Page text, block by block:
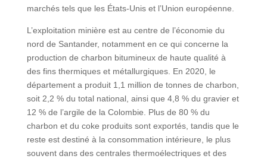
marchés tels que les États-Unis et l’Union européenne.
L’exploitation minière est au centre de l’économie du
nord de Santander, notamment en ce qui concerne la
production de charbon bitumineux de haute qualité à
des fins thermiques et métallurgiques. En 2020, le
département a produit 1,1 million de tonnes de charbon,
soit 2,2 % du total national, ainsi que 4,8 % du gravier et
12 % de l’argile de la Colombie. Plus de 80 % du
charbon et du coke produits sont exportés, tandis que le
reste est destiné à la consommation intérieure, le plus
souvent dans des centrales thermoélectriques et des